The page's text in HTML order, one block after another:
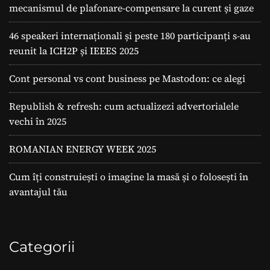
mecanismul de plafonare-compensare la curent și gaze
46 speakeri internaționali și peste 180 participanți s-au
reunit la ICH2P și IEEES 2025
Cont personal vs cont business pe Mastodon: ce alegi
Republish & refresh: cum actualizezi advertorialele
vechi în 2025
ROMANIAN ENERGY WEEK 2025
Cum îți construiești o imagine la masă și o folosești în
avantajul tău
Categorii